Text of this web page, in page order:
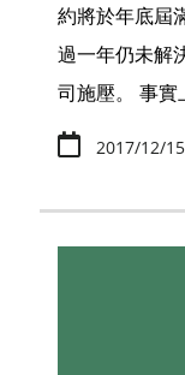
約將於年底屆
過一年仍未解
司施壓。 事
2017/12/15